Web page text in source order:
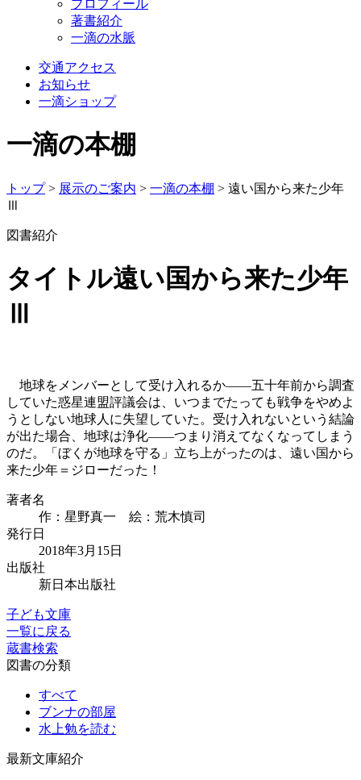
プロフィール
著書紹介
一滴の水脈
交通アクセス
お知らせ
一滴ショップ
一滴の本棚
トップ> 展示のご案内 > 一滴の本棚 > 遠い国から来た少年
Ⅲ
図書紹介
タイトル遠い国から来た少年
地球をメンバーとして受け入れるか――五十年前から調査
していた惑星連盟評議会は、いつまでたっても戦争をやめよ
うとしない地球人に失望していた。受け入れないという結論
が出た場合、地球は浄化――つまり消えてなくなってしまう
のだ。「ぼくが地球を守る」立ち上がったのは、遠い国から
来た少年＝ジローだった！
著者名
作：星野真一 絵：荒木慎司
発行日
2018年3月15日
出版社
新日本出版社
子ども文庫
一覧に戻る
蔵書検索
図書の分類
すべて
ブンナの部屋
水上勉を読む
最新文庫紹介